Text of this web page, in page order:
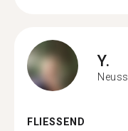
Y.
Neuss
FLIESSEND